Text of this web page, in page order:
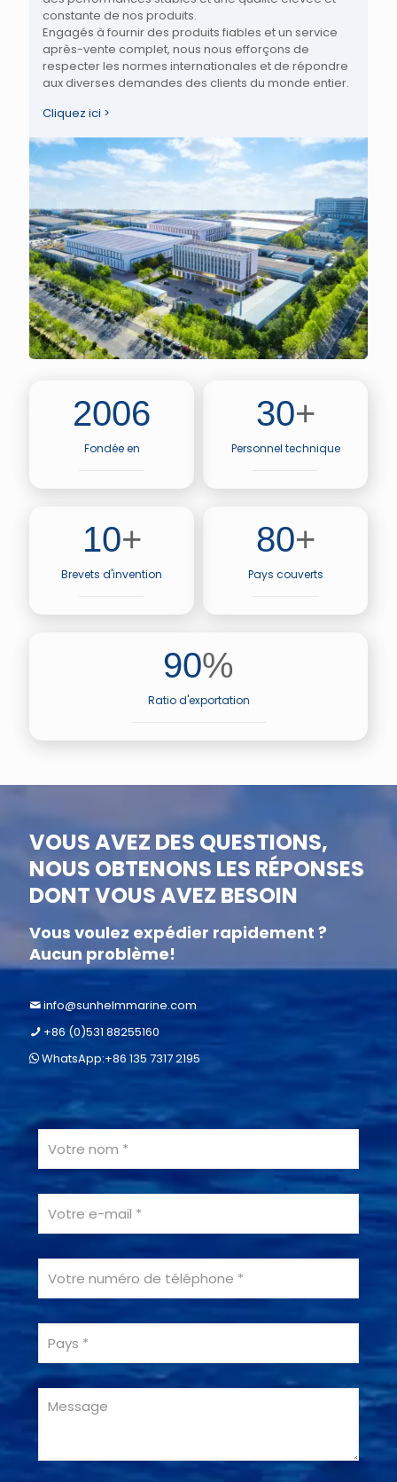
constante de nos produits.
Engagés à fournir des produits fiables et un service
après-vente complet, nous nous efforçons de
respecter les normes internationales et de répondre
aux diverses demandes des clients du monde entier.
Cliquez ici >
2006
Fondée en
30+
Personnel technique
10+
Brevets d'invention
80+
Pays couverts
90%
Ratio d'exportation
VOUS AVEZ DES QUESTIONS,
NOUS OBTENONS LES RÉPONSES
DONT VOUS AVEZ BESOIN
Vous voulez expédier rapidement ?
Aucun problème!
info@sunhelmmarine.com
+86 (0)531 88255160
WhatsApp:+86 135 7317 2195